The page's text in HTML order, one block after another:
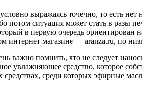
выражаясь точечно, то есть нет
ситуация может стать в разы
в первую очередь
интернет магазине — aranza.ru, по
важно помнить, что не следует
увлажняющее средство, которое
среди которых эфирные